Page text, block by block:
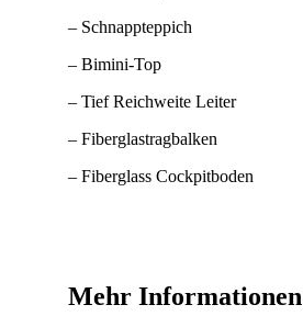
– Schnappteppich
– Bimini-Top
– Tief Reichweite Leiter
– Fiberglastragbalken
– Fiberglass Cockpitboden
Mehr Informationen